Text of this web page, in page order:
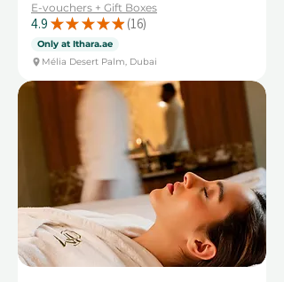
E-vouchers + Gift Boxes
4.9 ★ ★ ★ ★ ★ 16
16
Only at Ithara.ae
Mélia Desert Palm, Dubai